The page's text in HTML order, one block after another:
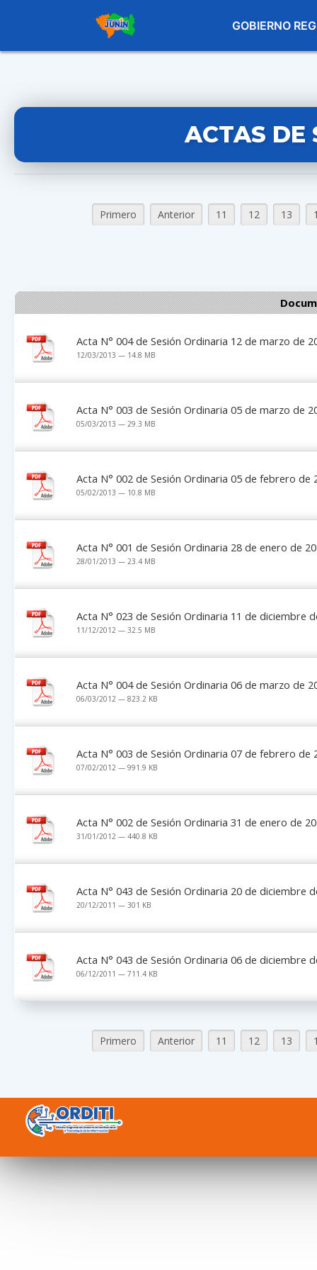
GOBIERNO
ACTAS DE
Primero Anterior 11 12 13
Acta N° 004 de Sesión Ordinaria 12 de marzo de
12/03/2013 — 14.8 MB
Acta N° 003 de Sesión Ordinaria 05 de marzo de
05/03/2013 — 29.3 MB
Acta N° 002 de Sesión Ordinaria 05 de febrero de
05/02/2013 — 10.8 MB
Acta N° 001 de Sesión Ordinaria 28 de enero de
28/01/2013 — 23.4 MB
Acta N° 023 de Sesión Ordinaria 11 de diciembre
11/12/2012 — 32.5 MB
Acta N° 004 de Sesión Ordinaria 06 de marzo de
06/03/2012 — 823.2 KB
Acta N° 003 de Sesión Ordinaria 07 de febrero de
07/02/2012 — 991.9 KB
Acta N° 002 de Sesión Ordinaria 31 de enero de
31/01/2012 — 440.8 KB
Acta N° 043 de Sesión Ordinaria 20 de diciembre
20/12/2011 — 301 KB
Acta N° 043 de Sesión Ordinaria 06 de diciembre
06/12/2011 — 711.4 KB
Primero Anterior 11 12 13